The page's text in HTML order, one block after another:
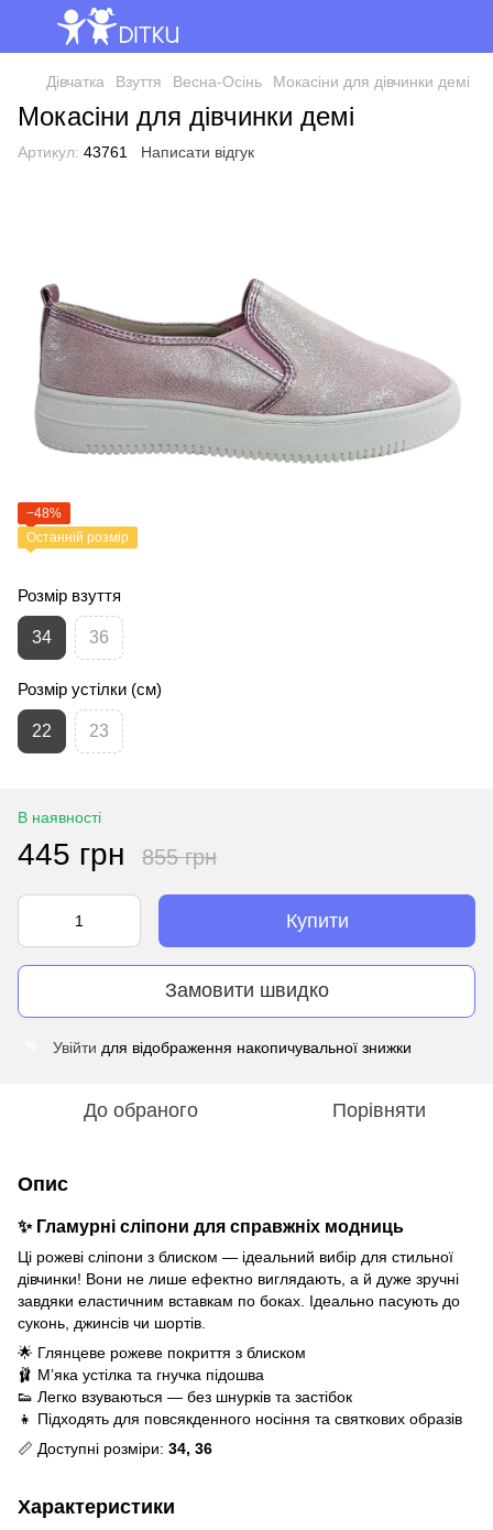
Дівчатка Взуття Весна-Осінь Мокасіни для дівчинки демі
Мокасіни для дівчинки демі
Артикул: 43761 Написати відгук
−48%
Останній розмір
Розмір взуття
34 36
Розмір устілки (см)
22 23
В наявності
445 грн 855 грн
Купити
Замовити швидко
Увійти для відображення накопичувальної знижки
До обраного Порівняти
Опис
✨ Гламурні сліпони для справжніх модниць
Ці рожеві сліпони з блиском — ідеальний вибір для стильної
дівчинки! Вони не лише ефектно виглядають, а й дуже зручні
завдяки еластичним вставкам по боках. Ідеально пасують до
суконь, джинсів чи шортів.
🌟 Глянцеве рожеве покриття з блиском
🩰 М’яка устілка та гнучка підошва
👟 Легко взуваються — без шнурків та застібок
👧 Підходять для повсякденного носіння та святкових образів
📏 Доступні розміри: 34, 36
Характеристики